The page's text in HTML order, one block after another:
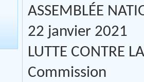
ASSEMBLÉE
22 janvier 2021
LUTTE CONTRE
Commission